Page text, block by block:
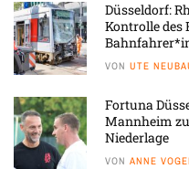
Düsseldorf:
Kontrolle des
VON UTE
Fortuna
Mannheim
Niederlage
VON ANNE